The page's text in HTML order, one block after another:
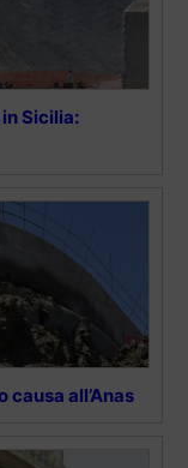
Sicilia:
all’Anas